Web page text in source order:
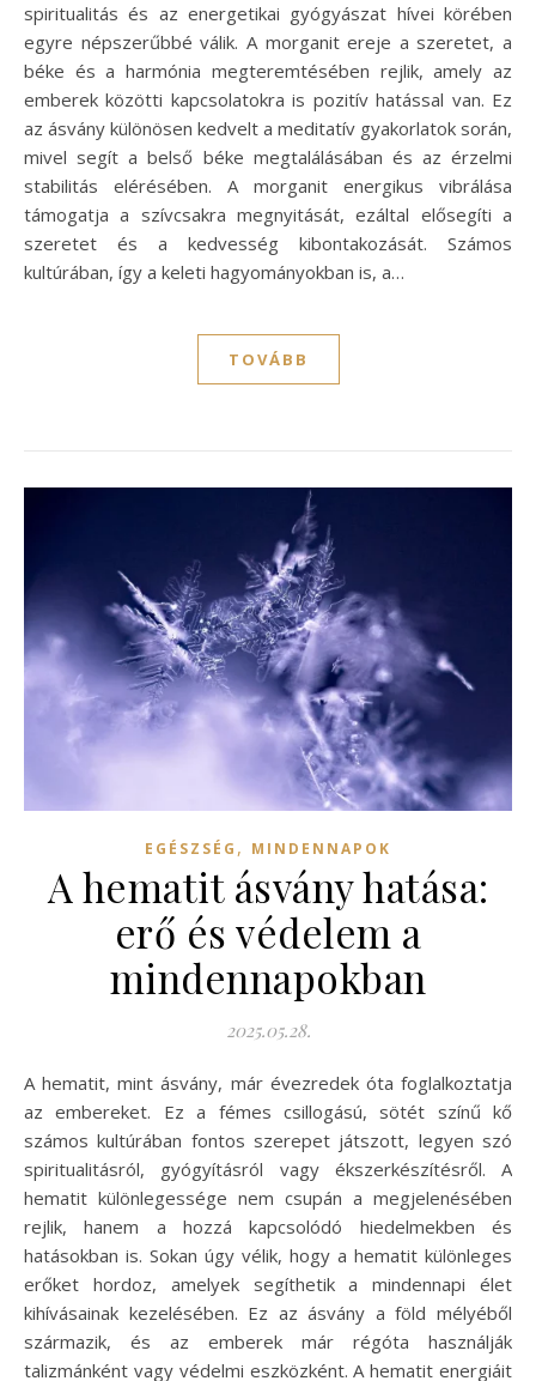
spiritualitás és az energetikai gyógyászat hívei körében
egyre népszerűbbé válik. A morganit ereje a szeretet, a
béke és a harmónia megteremtésében rejlik, amely az
emberek közötti kapcsolatokra is pozitív hatással van. Ez
az ásvány különösen kedvelt a meditatív gyakorlatok során,
mivel segít a belső béke megtalálásában és az érzelmi
stabilitás elérésében. A morganit energikus vibrálása
támogatja a szívcsakra megnyitását, ezáltal elősegíti a
szeretet és a kedvesség kibontakozását. Számos
kultúrában, így a keleti hagyományokban is, a…
TOVÁBB
EGÉSZSÉG , MINDENNAPOK
A hematit ásvány hatása:
erő és védelem a
mindennapokban
2025.05.28.
A hematit, mint ásvány, már évezredek óta foglalkoztatja
az embereket. Ez a fémes csillogású, sötét színű kő
számos kultúrában fontos szerepet játszott, legyen szó
spiritualitásról, gyógyításról vagy ékszerkészítésről. A
hematit különlegessége nem csupán a megjelenésében
rejlik, hanem a hozzá kapcsolódó hiedelmekben és
hatásokban is. Sokan úgy vélik, hogy a hematit különleges
erőket hordoz, amelyek segíthetik a mindennapi élet
kihívásainak kezelésében. Ez az ásvány a föld mélyéből
származik, és az emberek már régóta használják
talizmánként vagy védelmi eszközként. A hematit energiáit